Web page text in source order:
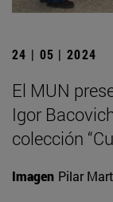
24 | 05 | 2024
El MUN
Igor
colección
Imagen Pilar